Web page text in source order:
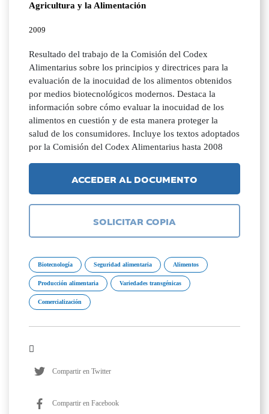
Agricultura y la Alimentación
2009
Resultado del trabajo de la Comisión del Codex
Alimentarius sobre los principios y directrices para la
evaluación de la inocuidad de los alimentos obtenidos
por medios biotecnológicos modernos. Destaca la
información sobre cómo evaluar la inocuidad de los
alimentos en cuestión y de esta manera proteger la
salud de los consumidores. Incluye los textos adoptados
por la Comisión del Codex Alimentarius hasta 2008
ACCEDER AL DOCUMENTO
SOLICITAR COPIA
Biotecnología Seguridad alimentaria Alimentos
Producción alimentaria Variedades transgénicas
Comercialización
Compartir en Twitter
Compartir en Facebook